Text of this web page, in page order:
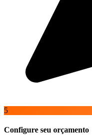
5
Configure seu orçamento